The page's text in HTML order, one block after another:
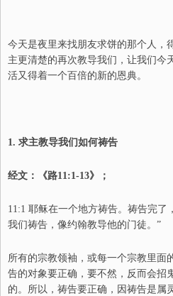
今天是夜里来找朋友求饼的那个人，
主更清楚的再次教导我们，让我们今
活又得着一个百倍的新的恩典。
1. 求主教导我们如何祷告
经文：《路11:1-13》；
11:1 耶稣在一个地方祷告。祷告完了
我们祷告，像约翰教导他的门徒。 ”
所有的宗教领袖，或每一个宗教里面
告的对象要正确，要不然，反而会招
的。所以，祷告要正确，因祷告是属